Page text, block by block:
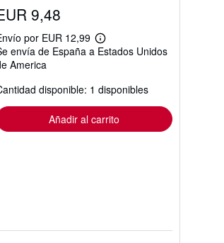
9,48
por EUR 12,99
Más
información
tarifas
de
envío
envía de España a Estados Unidos
America
disponible: 1 disponibles
Añadir al carrito